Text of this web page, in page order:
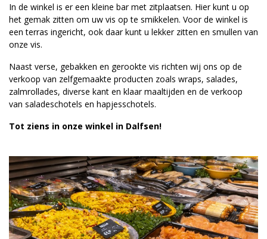
In de winkel is er een kleine bar met zitplaatsen. Hier kunt u op
het gemak zitten om uw vis op te smikkelen. Voor de winkel is
een terras ingericht, ook daar kunt u lekker zitten en smullen van
onze vis.
Naast verse, gebakken en gerookte vis richten wij ons op de
verkoop van zelfgemaakte producten zoals wraps, salades,
zalmrollades, diverse kant en klaar maaltijden en de verkoop
van saladeschotels en hapjesschotels.
Tot ziens in onze winkel in Dalfsen!